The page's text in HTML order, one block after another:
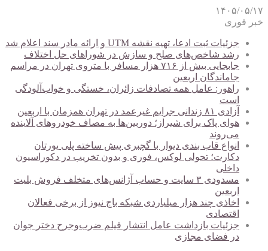
۱۴۰۵/۰۵/۱۷
خبر فوری
جزئیات ثبت ادعا، تهیه نقشه UTM و ارائه مادر سند اعلام شد
رشد شاخص‌های صلح و سازش در شوراهای حل اختلاف
جابجایی بیش از ۷۱۶ هزار مسافر با متروی تهران در مراسم
جاماندگان اربعین
راهور: عامل همه تصادفات زائران، خستگی و خواب‌آلودگی
است
آزادی ۸۱ زندانی جرایم غیرعمد در تهران همزمان با اربعین
هوای پاک برای شیراز؛ دوربین‌ها به مصاف خودروهای آلاینده
می‌روند
انواع قاب بندی دیوار با گچبری پیش ساخته پلی یورتان
دکارت؛ تحولی لوکس، فوری و بدون تخریب در دکوراسیون
داخلی
مسدودی ۳ سایت و حساب آژانس‌های متخلف فروش بلیت
اربعین
اخاذی چند هزار میلیاردی شبکه باج نیوز از برخی فعالان
اقتصادی
جزئیات بازداشت عامل انتشار فیلم ضرب‌وجرح دختر جوان
در فضای مجازی